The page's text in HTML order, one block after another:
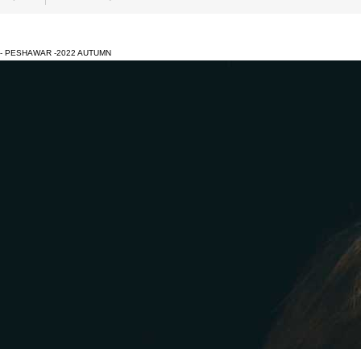
- PESHAWAR -2022 AUTUMN